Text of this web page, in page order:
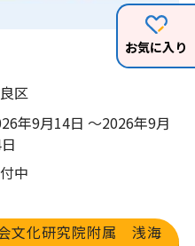
お気に入り
区
年9月14日 ～2026年9月
中
文化研究院附属 浅海